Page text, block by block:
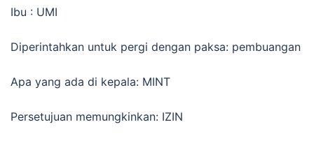
Ibu : UMI
Diperintahkan untuk pergi dengan paksa: pembuangan
Apa yang ada di kepala: MINT
Persetujuan memungkinkan: IZIN